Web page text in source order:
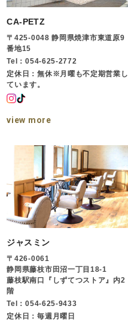
CA-PETZ
〒425-0048 静岡県焼津市東道原9
番地15
Tel：054-625-2772
定休日：無休※月曜も不定期営業し
ています。
view more
ジャスミン
〒426-0061
静岡県藤枝市田沼一丁目18-1
藤枝駅南口『しずてつストア』内2
階
Tel：054-625-9433
定休日：毎週月曜日